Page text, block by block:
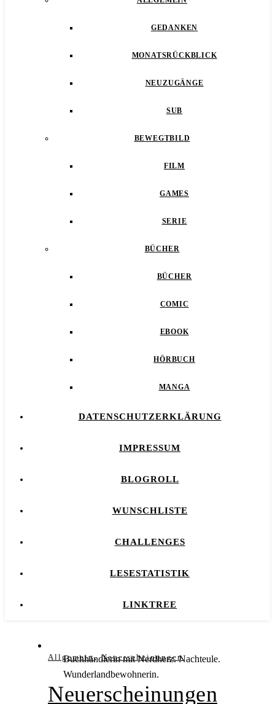
GEDANKEN
MONATSRÜCKBLICK
NEUZUGÄNGE
SUB
BEWEGTBILD
FILM
GAMES
SERIE
BÜCHER
BÜCHER
COMIC
EBOOK
HÖRBUCH
MANGA
DATENSCHUTZERKLÄRUNG
IMPRESSUM
BLOGROLL
WUNSCHLISTE
CHALLENGES
LESESTATISTIK
LINKTREE
Allgemein,Neuerscheinungen
Neuerscheinungen
Buchhändlerin mit Nerdherz. Nachteule.
Wunderlandbewohnerin.